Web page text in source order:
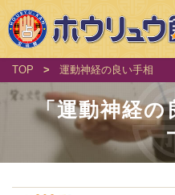
TOP > 運動神経の良い手相
「運動神経の